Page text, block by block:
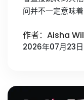
问并不一定意味
作者：Aisha
2026年07月23